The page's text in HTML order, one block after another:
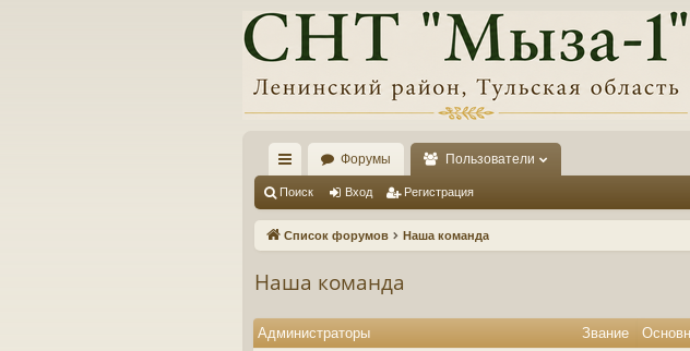
с
ы
и
Форумы Пользователи
Поиск Вход Регистрация
Список форумов Наша команда
Наша команда
Звание
Администраторы